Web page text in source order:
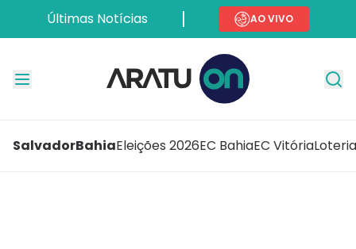
Últimas Notícias AO VIVO
SalvadorBahiaEleições 2026EC BahiaEC Vitória